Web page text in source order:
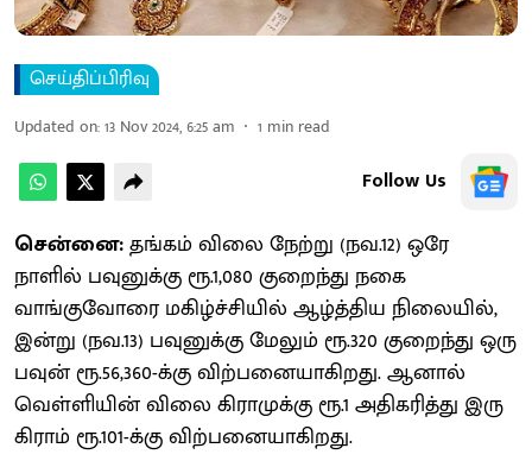
செய்திப்பிரிவு
Updated on:13 Nov 2024, 6:25 am 1 min read
Follow Us
சென்னை:தங்கம் விலை நேற்று (நவ.12) ஒரே
நாளில் பவுனுக்கு ரூ.1,080 குறைந்து நகை
வாங்குவோரை மகிழ்ச்சியில் ஆழ்த்திய நிலையில்,
இன்று (நவ.13) பவுனுக்கு மேலும் ரூ.320 குறைந்து ஒரு
பவுன் ரூ.56,360-க்கு விற்பனையாகிறது. ஆனால்
வெள்ளியின் விலை கிராமுக்கு ரூ.1 அதிகரித்து இரு
கிராம் ரூ.101-க்கு விற்பனையாகிறது.